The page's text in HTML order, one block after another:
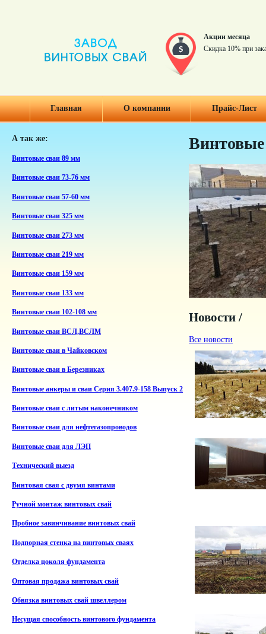
Акции месяца
Скидка 10% при
Главная О компании Прайс-Лист
А так же:
Винтовые сваи 89 мм
Винтовые сваи 73-76 мм
Винтовые сваи 57-60 мм
Винтовые сваи 325 мм
Винтовые сваи 273 мм
Винтовые сваи 219 мм
Винтовые сваи 159 мм
Винтовые сваи 133 мм
Винтовые сваи 102-108 мм
Винтовые сваи ВСЛ,ВСЛМ
Винтовые сваи в Чайковском
Винтовые сваи в Березниках
Винтовые анкеры и сваи Серия 3.407.9-158 Выпуск 2
Винтовые сваи с литым наконечником
Винтовые сваи для нефтегазопроводов
Винтовые сваи для ЛЭП
Технический выезд
Винтовая свая с двумя винтами
Ручной монтаж винтовых свай
Пробное завинчивание винтовых свай
Подпорная стенка на винтовых сваях
Отделка цоколя фундамента
Оптовая продажа винтовых свай
Обвязка винтовых свай швеллером
Несущая способность винтового фундамента
Винтовые
Новости /
Все новости